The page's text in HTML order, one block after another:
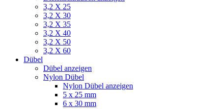
3,2 X 25
3,2 X 30
3,2 X 35
3,2 X 40
3,2 X 50
3,2 X 60
Dübel
Dübel anzeigen
Nylon Dübel
Nylon Dübel anzeigen
5 x 25 mm
6 x 30 mm